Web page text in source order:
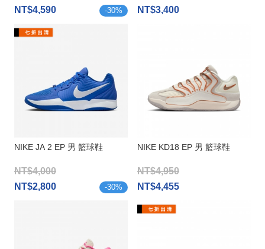
NT$4,590
-30%
NT$3,400
NIKE JA 2 EP 男 籃球鞋
NT$4,000
NT$2,800
-30%
NIKE KD18 EP 男 籃球鞋
NT$4,950
NT$4,455